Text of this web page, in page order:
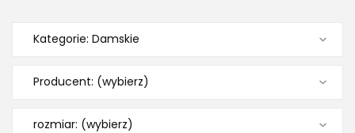
Kategorie: Damskie
Producent: (wybierz)
rozmiar: (wybierz)